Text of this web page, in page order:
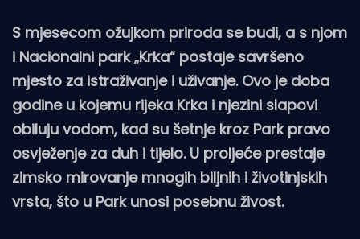
S mjesecom ožujkom priroda se budi, a s njom
i Nacionalni park „Krka“ postaje savršeno
mjesto za istraživanje i uživanje. Ovo je doba
godine u kojemu rijeka Krka i njezini slapovi
obiluju vodom, kad su šetnje kroz Park pravo
osvježenje za duh i tijelo. U proljeće prestaje
zimsko mirovanje mnogih biljnih i životinjskih
vrsta, što u Park unosi posebnu živost.